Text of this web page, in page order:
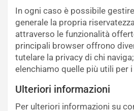
In ogni caso è possibile
generale la propria
attraverso le funzionalità
principali browser offrono
tutelare la privacy di chi
elenchiamo quelle più utili per
Ulteriori informazioni
Per ulteriori informazioni su